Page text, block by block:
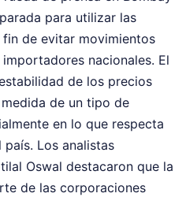
para utilizar las
de evitar movimientos
nacionales. El
de los precios
de un tipo de
en lo que respecta
Los analistas
Oswal destacaron que la
de las corporaciones